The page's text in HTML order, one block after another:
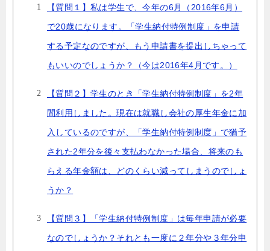
【質問１】私は学生で、今年の6月（2016年6月）
で20歳になります。「学生納付特例制度」を申請
する予定なのですが、もう申請書を提出しちゃって
もいいのでしょうか？（今は2016年4月です。）
【質問２】学生のとき「学生納付特例制度」を2年
間利用しました。現在は就職し会社の厚生年金に加
入しているのですが、「学生納付特例制度」で猶予
された2年分を後々支払わなかった場合、将来のも
らえる年金額は、どのくらい減ってしまうのでしょ
うか？
【質問３】「学生納付特例制度」は毎年申請が必要
なのでしょうか？それとも一度に２年分や３年分申